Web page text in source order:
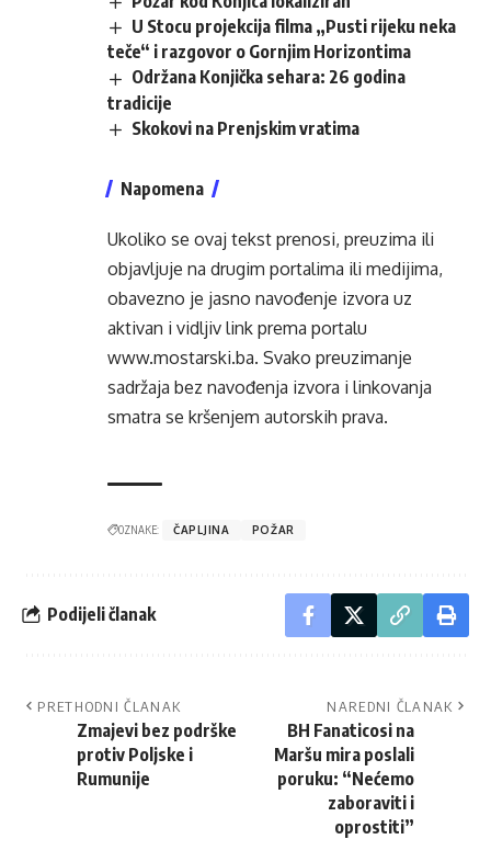
U Stocu projekcija filma „Pusti rijeku neka
teče“ i razgovor o Gornjim Horizontima
Održana Konjička sehara: 26 godina
tradicije
Skokovi na Prenjskim vratima
Napomena
Ukoliko se ovaj tekst prenosi, preuzima ili
objavljuje na drugim portalima ili medijima,
obavezno je jasno navođenje izvora uz
aktivan i vidljiv link prema portalu
www.mostarski.ba. Svako preuzimanje
sadržaja bez navođenja izvora i linkovanja
smatra se kršenjem autorskih prava.
OZNAKE: ČAPLJINA POŽAR
Podijeli članak
PRETHODNI ČLANAK
Zmajevi bez podrške
protiv Poljske i
Rumunije
NAREDNI ČLANAK
BH Fanaticosi na
Maršu mira poslali
poruku: “Nećemo
zaboraviti i
oprostiti”